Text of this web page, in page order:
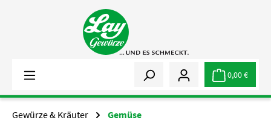
Zum Hauptinhalt springen
0,00 €
Gewürze & Kräuter Gemüse